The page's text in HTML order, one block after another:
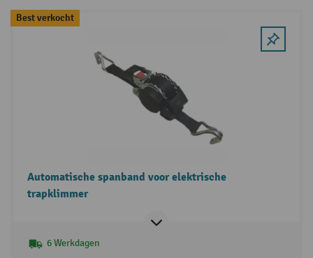
Best verkocht
Automatische spanband voor elektrische
trapklimmer
6 Werkdagen